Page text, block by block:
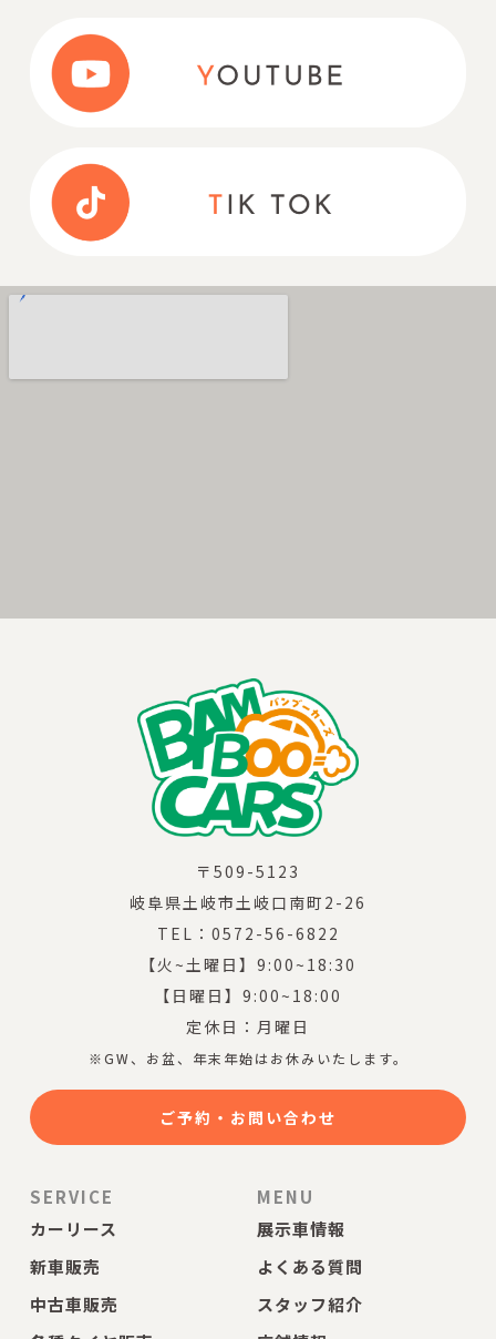
〒509-5123
岐阜県土岐市土岐口南町2-26
TEL：0572-56-6822
【火~土曜日】9:00~18:30
【日曜日】9:00~18:00
定休日：月曜日
※GW、お盆、年末年始はお休みいたします。
ご予約・お問い合わせ
SERVICE
カーリース
新車販売
中古車販売
MENU
展示車情報
よくある質問
スタッフ紹介